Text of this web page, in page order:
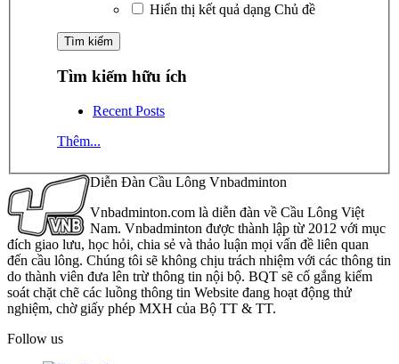
Hiển thị kết quả dạng Chủ đề
Tìm kiếm hữu ích
Recent Posts
Thêm...
Diễn Đàn Cầu Lông Vnbadminton
Vnbadminton.com là diễn đàn về Cầu Lông Việt
Nam. Vnbadminton được thành lập từ 2012 với mục
đích giao lưu, học hỏi, chia sẻ và thảo luận mọi vấn đề liên quan
đến cầu lông. Chúng tôi sẽ không chịu trách nhiệm với các thông tin
do thành viên đưa lên trừ thông tin nội bộ. BQT sẽ cố gắng kiểm
soát chặt chẽ các luồng thông tin Website đang hoạt động thử
nghiệm, chờ giấy phép MXH của Bộ TT & TT.
Follow us